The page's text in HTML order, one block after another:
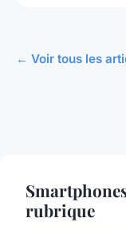
← Voir tous les
rubrique